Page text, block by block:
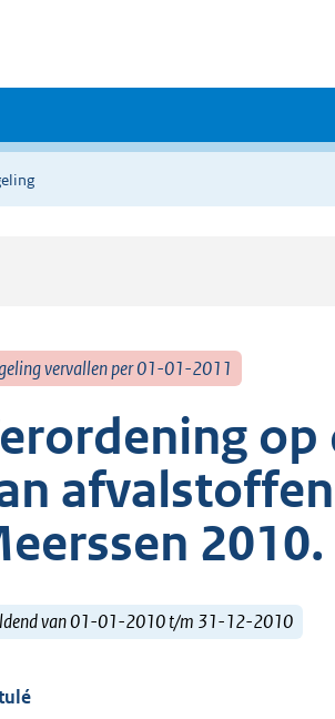
vervallen per 01-01-2011
2010.
van 01-01-2010 t/m 31-12-2010